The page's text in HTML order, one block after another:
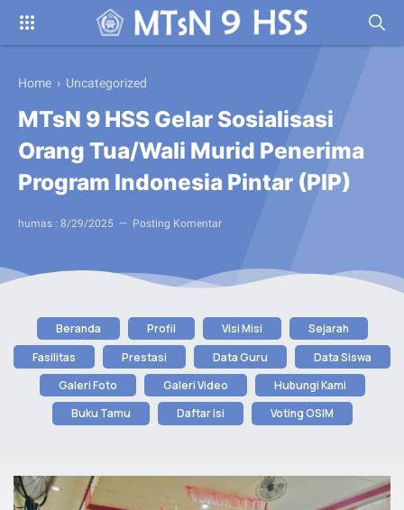
Beranda Profil Visi Misi
Sejarah
Fasilitas
Prestasi Data Guru
Data Siswa
Galeri Foto
Galeri Video
Hubungi Kami
Buku Tamu
Daftar Isi Voting OSIM
Home › Uncategorized
MTsN 9 HSS Gelar Sosialisasi
Orang Tua/Wali Murid Penerima
Program Indonesia Pintar (PIP)
humas : 8/29/2025 Posting Komentar